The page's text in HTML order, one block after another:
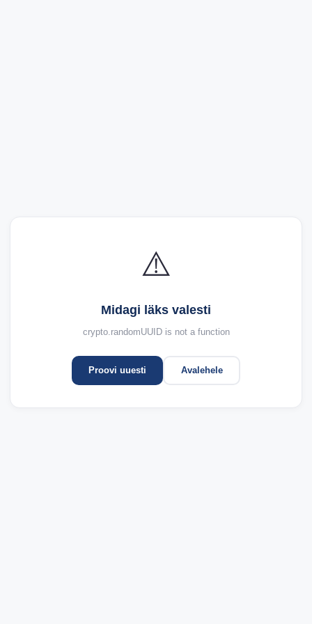
⚠️
Midagi läks valesti
crypto.randomUUID is not a function
Proovi uuesti Avalehele